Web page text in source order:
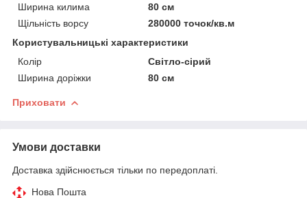
Ширина килима
80 см
Щільність ворсу
280000 точок/кв.м
Користувальницькі характеристики
Колір
Світло-сірий
Ширина доріжки
80 см
Приховати
Умови доставки
Доставка здійснюється тільки по передоплаті.
Нова Пошта